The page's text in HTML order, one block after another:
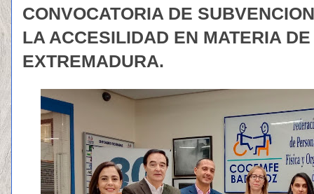
CONVOCATORIA DE
LA ACCESILIDAD EN MATERIA
EXTREMADURA.